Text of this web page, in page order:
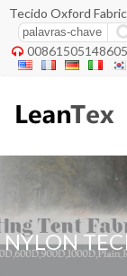
Tecido Oxford

NYLON